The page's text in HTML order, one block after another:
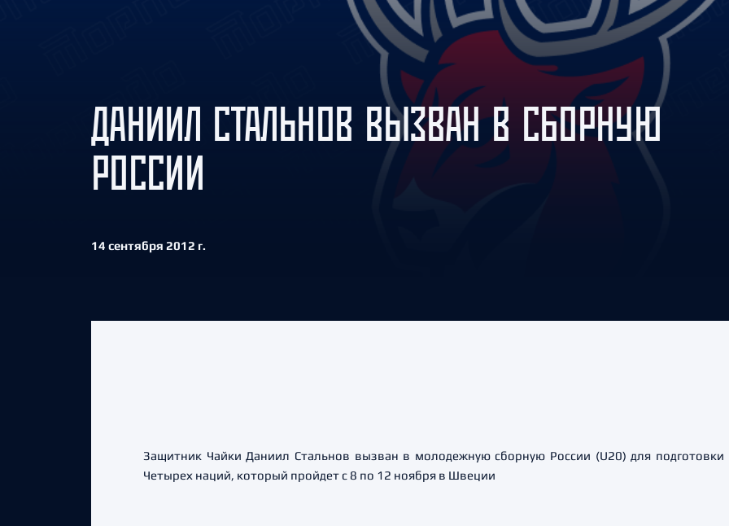
Амур
Барыс
Салават Юлаев
Сибирь
ДАНИИЛ СТАЛЬНОВ ВЫЗВАН В СБОРНУЮ
РОССИИ
14 сентября 2012 г.
Защитник Чайки Даниил Стальнов вызван в молодежную сборную России (U20) для
Четырех наций, который пройдет с 8 по 12 ноября в Швеции